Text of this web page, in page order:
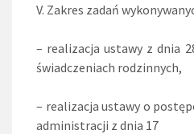
V. Zakres zadań
– realizacja ustawy z dnia
świadczeniach rodzinnych,
– realizacja ustawy o
administracji z dnia 17